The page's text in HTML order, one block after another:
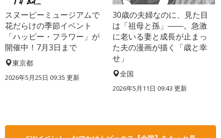
スヌーピーミュージアムで
花だらけの季節イベント
「ハッピー・フラワー」が
開催中！7月3日まで
東京都
2026年5月25日 09:35 更新
30歳の夫婦なのに、見た目
は「祖母と孫」――。急激
に老いる妻と成長が止まっ
た夫の漫画が描く「歳と幸
せ」
全国
2026年5月11日 09:43 更新